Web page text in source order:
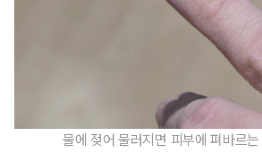
물에 젖어 물러지면 피부에 펴바르